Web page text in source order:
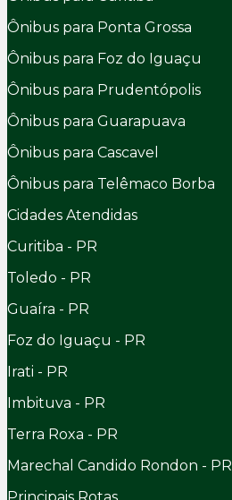
Ônibus para Ponta Grossa
Ônibus para Foz do Iguaçu
Ônibus para Prudentópolis
Ônibus para Guarapuava
Ônibus para Cascavel
Ônibus para Telêmaco Borba
Cidades Atendidas
Curitiba - PR
Toledo - PR
Guaíra - PR
Foz do Iguaçu - PR
Irati - PR
Imbituva - PR
Terra Roxa - PR
Marechal Candido Rondon - PR